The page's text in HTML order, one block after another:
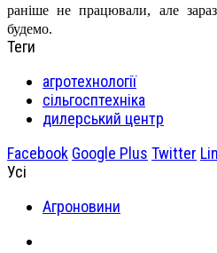
раніше не працювали, але
будемо.
Теги
агротехнології
сільгосптехніка
дилерський центр
Facebook Google Plus Twitter
Усі
Агроновини